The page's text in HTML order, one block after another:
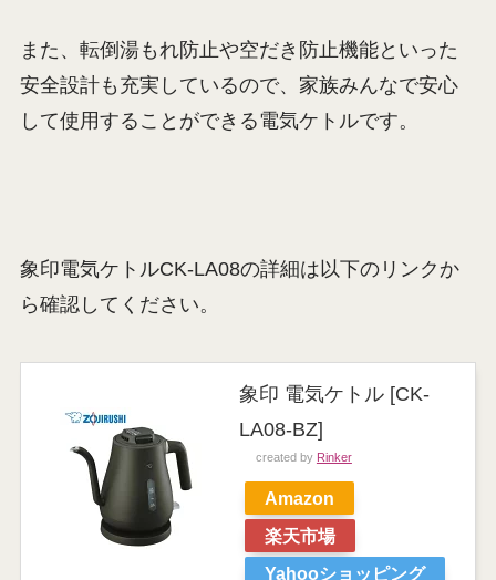
また、転倒湯もれ防止や空だき防止機能といった
安全設計も充実しているので、家族みんなで安心
して使用することができる電気ケトルです。
象印電気ケトルCK-LA08の詳細は以下のリンクか
ら確認してください。
象印 電気ケトル [CK-
LA08-BZ]
created by Rinker
Amazon
楽天市場
Yahooショッピング